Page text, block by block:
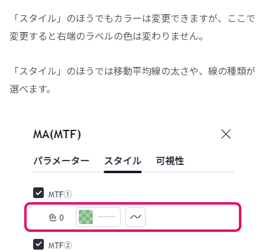
「スタイル」のほうでもカラーは変更できますが、ここで
変更すると右端のラベルの色は変わりません。
「スタイル」のほうでは移動平均線の太さや、線の種類が
選べます。